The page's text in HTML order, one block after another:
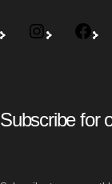
Subscribe for